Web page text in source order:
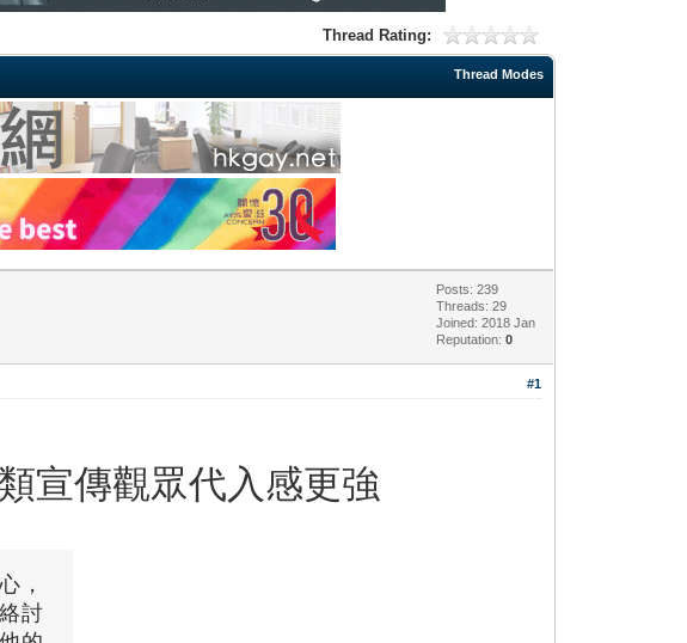
Thread Rating:
Thread Modes
Posts: 239
Threads: 29
Joined: 2018 Jan
Reputation:0
#1
宣傳觀眾代入感更強
，
討